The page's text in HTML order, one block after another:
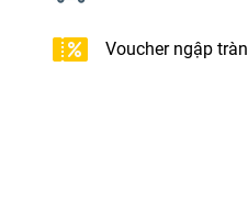
Voucher ngập tràn